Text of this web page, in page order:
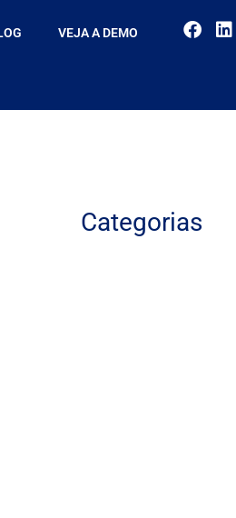
VEJA A DEMO
Categorias